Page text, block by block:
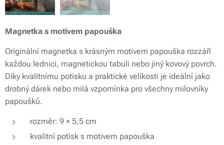
Magnetka s motivem papouška
Originální magnetka s krásným motivem papouška rozzáří
každou lednici, magnetickou tabuli nebo jiný kovový povrch.
Díky kvalitnímu potisku a praktické velikosti je ideální jako
drobný dárek nebo milá vzpomínka pro všechny milovníky
papoušků.
rozměr: 9 × 5,5 cm
kvalitní potisk s motivem papouška